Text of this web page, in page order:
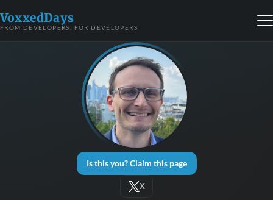
VoxxedDays
FROM DEVELOPERS, FOR DEVELOPERS
Is this you? Claim this page
X